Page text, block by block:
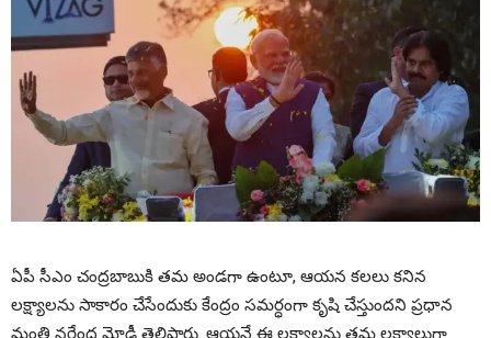
ఏపీ సీఎం చంద్రబాబుకి తమ అండగా ఉంటూ, ఆయన కలలు కనిన
లక్ష్యాలను సాకారం చేసేందుకు కేంద్రం సమర్ధంగా కృషి చేస్తుందని ప్రధాన
మంత్రి నరేంద్ర మోడీ తెలిపారు. ఆయనే ఈ లక్ష్యాలను తమ లక్ష్యాలుగా